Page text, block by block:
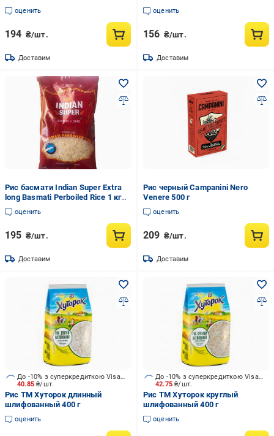
оценить
194 ₴/шт.
Доставим
оценить
156 ₴/шт.
Доставим
Рис басмати Indian Super Extra
long Basmati Perboiled Rice 1 кг
(2562324460)
оценить
195 ₴/шт.
Доставим
Рис черный Campanini Nero
Venere 500 г
оценить
209 ₴/шт.
Доставим
40.85₴/шт.
До -10% з суперкредиткою Visa Вигода
Рис ТМ Хуторок длинный
шлифованный 400 г
оценить
42.75₴/шт.
До -10% з суперкредиткою Visa Вигода
Рис ТМ Хуторок круглый
шлифованный 400 г
оценить